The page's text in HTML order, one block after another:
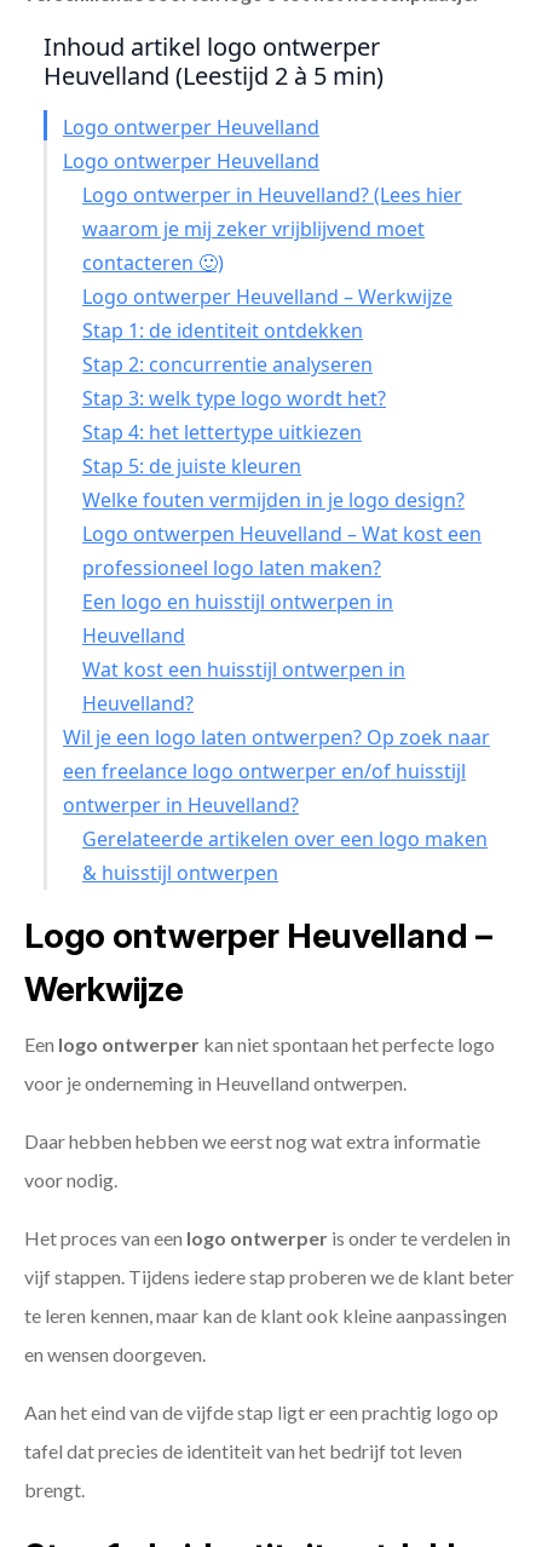
Inhoud artikel logo ontwerper
Heuvelland (Leestijd 2 à 5 min)
Logo ontwerper Heuvelland
Logo ontwerper Heuvelland
Logo ontwerper in Heuvelland? (Lees hier
waarom je mij zeker vrijblijvend moet
contacteren 🙂)
Logo ontwerper Heuvelland – Werkwijze
Stap 1: de identiteit ontdekken
Stap 2: concurrentie analyseren
Stap 3: welk type logo wordt het?
Stap 4: het lettertype uitkiezen
Stap 5: de juiste kleuren
Welke fouten vermijden in je logo design?
Logo ontwerpen Heuvelland – Wat kost een
professioneel logo laten maken?
Een logo en huisstijl ontwerpen in
Heuvelland
Wat kost een huisstijl ontwerpen in
Heuvelland?
Wil je een logo laten ontwerpen? Op zoek naar
een freelance logo ontwerper en/of huisstijl
ontwerper in Heuvelland?
Gerelateerde artikelen over een logo maken
& huisstijl ontwerpen
Logo ontwerper Heuvelland –
Werkwijze
Een logo ontwerper kan niet spontaan het perfecte logo
voor je onderneming in Heuvelland ontwerpen.
Daar hebben hebben we eerst nog wat extra informatie
voor nodig.
Het proces van een logo ontwerper is onder te verdelen in
vijf stappen. Tijdens iedere stap proberen we de klant beter
te leren kennen, maar kan de klant ook kleine aanpassingen
en wensen doorgeven.
Aan het eind van de vijfde stap ligt er een prachtig logo op
tafel dat precies de identiteit van het bedrijf tot leven
brengt.